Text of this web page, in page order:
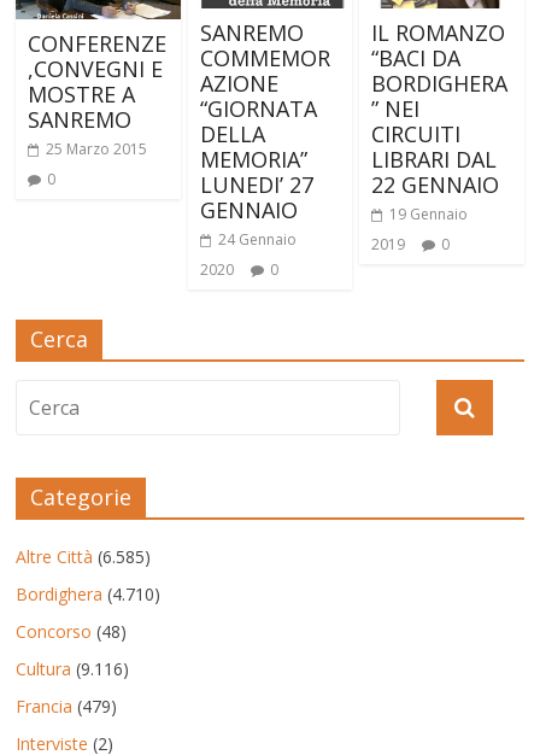
CONFERENZE
,CONVEGNI E
MOSTRE A
SANREMO
25 Marzo 2015
0
SANREMO
COMMEMOR
AZIONE
“GIORNATA
DELLA
MEMORIA”
LUNEDI’ 27
GENNAIO
24 Gennaio
2020
0
IL ROMANZO
“BACI DA
BORDIGHERA
” NEI
CIRCUITI
LIBRARI DAL
22 GENNAIO
19 Gennaio
2019
0
Cerca
Categorie
Altre Città (6.585)
Bordighera (4.710)
Concorso (48)
Cultura (9.116)
Francia (479)
Interviste (2)